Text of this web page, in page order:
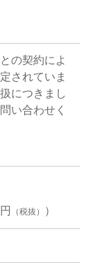
の契約によ
されていま
につきまし
い合わせく
（税抜） ）